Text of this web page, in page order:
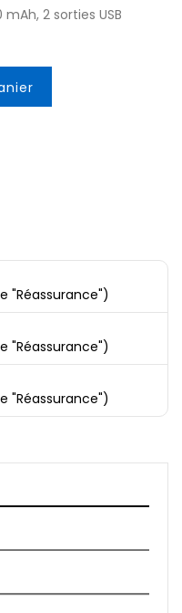
mAh, 2 sorties USB
"Réassurance")
"Réassurance")
"Réassurance")